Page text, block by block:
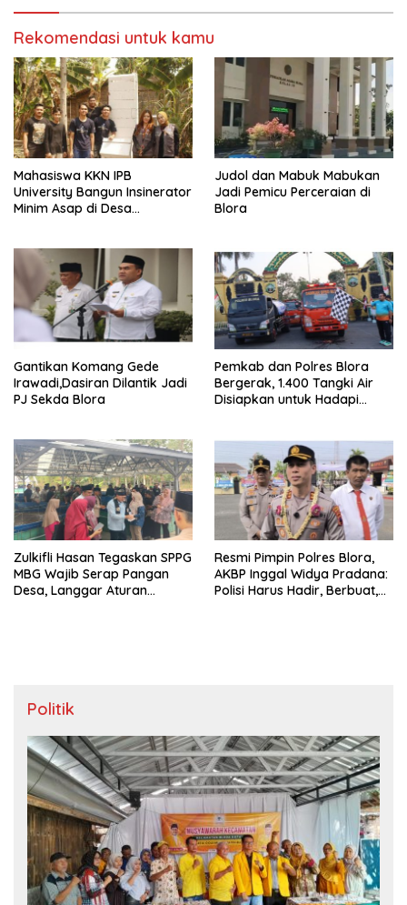
Rekomendasi untuk kamu
Mahasiswa KKN IPB
University Bangun Insinerator
Minim Asap di Desa
Lingkungan ‎
Judol dan Mabuk Mabukan
Jadi Pemicu Perceraian di
Blora
Gantikan Komang Gede
Irawadi,Dasiran Dilantik Jadi
PJ Sekda Blora
Pemkab dan Polres Blora
Bergerak, 1.400 Tangki Air
Disiapkan untuk Hadapi
Zulkifli Hasan Tegaskan SPPG
MBG Wajib Serap Pangan
Desa, Langgar Aturan
Resmi Pimpin Polres Blora,
AKBP Inggal Widya Pradana:
Polisi Harus Hadir, Berbuat,
Politik